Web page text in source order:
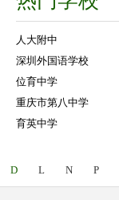
人大附中
深圳外国语学校
位育中学
重庆市第八中学
育英中学
D L N P